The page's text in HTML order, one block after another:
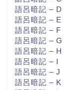
語呂暗記 – D
語呂暗記 – E
語呂暗記 – F
語呂暗記 – G
語呂暗記 – H
語呂暗記 – I
語呂暗記 – J
語呂暗記 – K